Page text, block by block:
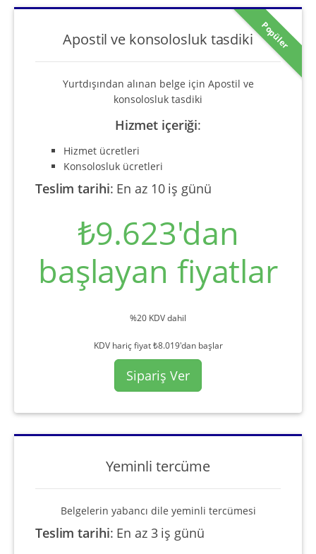
Popüler
Apostil ve konsolosluk tasdiki
Yurtdışından alınan belge için Apostil ve
konsolosluk tasdiki
Hizmet içeriği:
Hizmet ücretleri
Konsolosluk ücretleri
Teslim tarihi: En az 10 iş günü
₺9.623'dan
başlayan fiyatlar
%20 KDV dahil
KDV hariç fiyat ₺8.019'dan başlar
Sipariş Ver
Yeminli tercüme
Belgelerin yabancı dile yeminli tercümesi
Teslim tarihi: En az 3 iş günü